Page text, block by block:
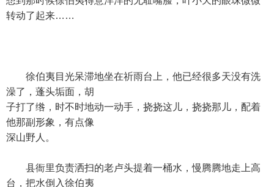
转动了起来……
徐伯夷目光呆滞地坐在祈雨台上，他已经很多天没有洗
澡了，蓬头垢面，胡
子打了绺，时不时地动一动手，挠挠这儿，挠挠那儿，配着
他那副形象，有点像
深山野人。
县衙里负责洒扫的老卢头提着一桶水，慢腾腾地走上高
台，把水倒入徐伯夷